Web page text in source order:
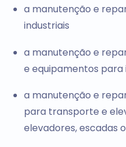
a manutenção e
industriais
a manutenção e
e equipamentos
a manutenção e
para transporte e
elevadores, escadas